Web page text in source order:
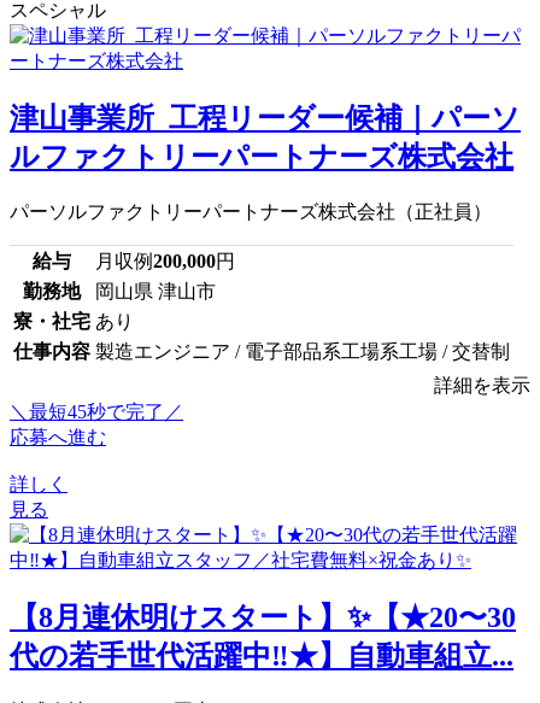
スペシャル
津山事業所_工程リーダー候補｜パーソ
ルファクトリーパートナーズ株式会社
パーソルファクトリーパートナーズ株式会社（正社員）
給与 月収例200,000円
勤務地
岡山県 津山市
寮・社宅 あり
仕事内容 製造エンジニア / 電子部品系工場系工場 / 交替制
詳細を表示
＼最短45秒で完了／
応募へ進む
詳しく
見る
【8月連休明けスタート】✨【★20〜30
代の若手世代活躍中‼★】自動車組立...